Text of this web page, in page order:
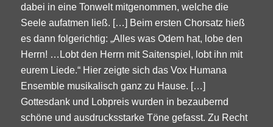
dabei in eine Tonwelt mitgenommen, welche die
Seele aufatmen ließ. […] Beim ersten Chorsatz hieß
es dann folgerichtig: „Alles was Odem hat, lobe den
Herrn! …Lobt den Herrn mit Saitenspiel, lobt ihn mit
eurem Liede.“ Hier zeigte sich das Vox Humana
Ensemble musikalisch ganz zu Hause. […]
Gottesdank und Lobpreis wurden in bezaubernd
schöne und ausdrucksstarke Töne gefasst. Zu Recht